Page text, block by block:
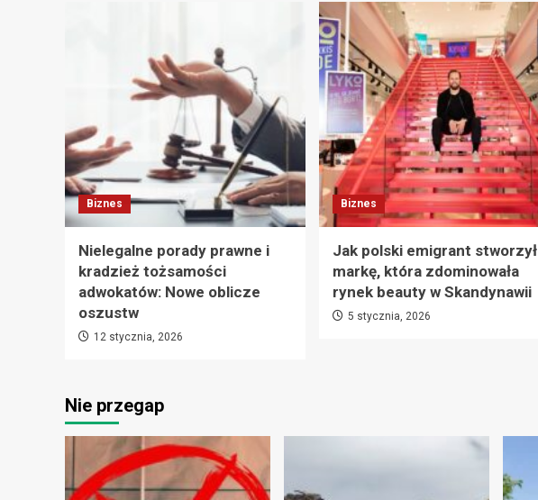
Biznes
Nielegalne porady prawne i
kradzież tożsamości
adwokatów: Nowe oblicze
oszustw
12 stycznia, 2026
Biznes
Jak polski emigrant stworzył
markę, która zdominowała
rynek beauty w Skandynawii
5 stycznia, 2026
Nie przegap